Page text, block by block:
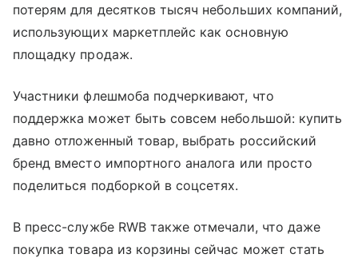
потерям для десятков тысяч небольших компаний,
использующих маркетплейс как основную
площадку продаж.
Участники флешмоба подчеркивают, что
поддержка может быть совсем небольшой: купить
давно отложенный товар, выбрать российский
бренд вместо импортного аналога или просто
поделиться подборкой в соцсетях.
В пресс-службе RWB также отмечали, что даже
покупка товара из корзины сейчас может стать